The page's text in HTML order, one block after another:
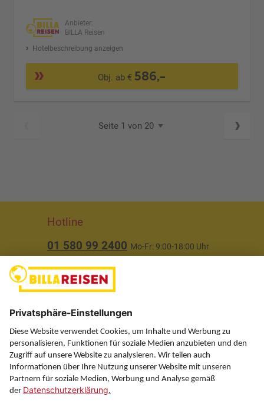
Anbieter:
BILLA Reisen
Hotelbeschreibung anzeigen
Obj. ab € 586,-
Seite 1 von 20
Hotline
01 580 99 2400 Mo-Fr: 9:00-18:00 Uhr
Über uns
Service
Information
Folgen Sie uns auf